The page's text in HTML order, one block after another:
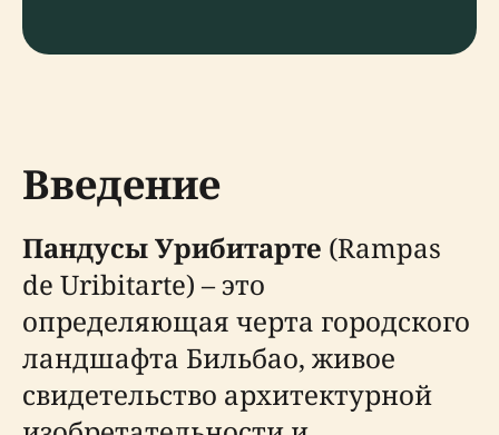
Введение
Пандусы Урибитарте (Rampas
de Uribitarte) – это
определяющая черта городского
ландшафта Бильбао, живое
свидетельство архитектурной